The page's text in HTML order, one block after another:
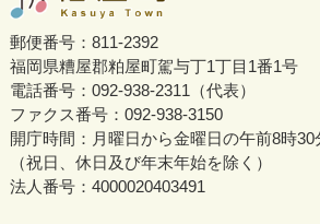
郵便番号：811-2392
福岡県糟屋郡粕屋町駕与丁1丁目1番1号
電話番号：092-938-2311（代表）
ファクス番号：092-938-3150
開庁時間：月曜日から金曜日の午前8時
（祝日、休日及び年末年始を除く）
法人番号：4000020403491